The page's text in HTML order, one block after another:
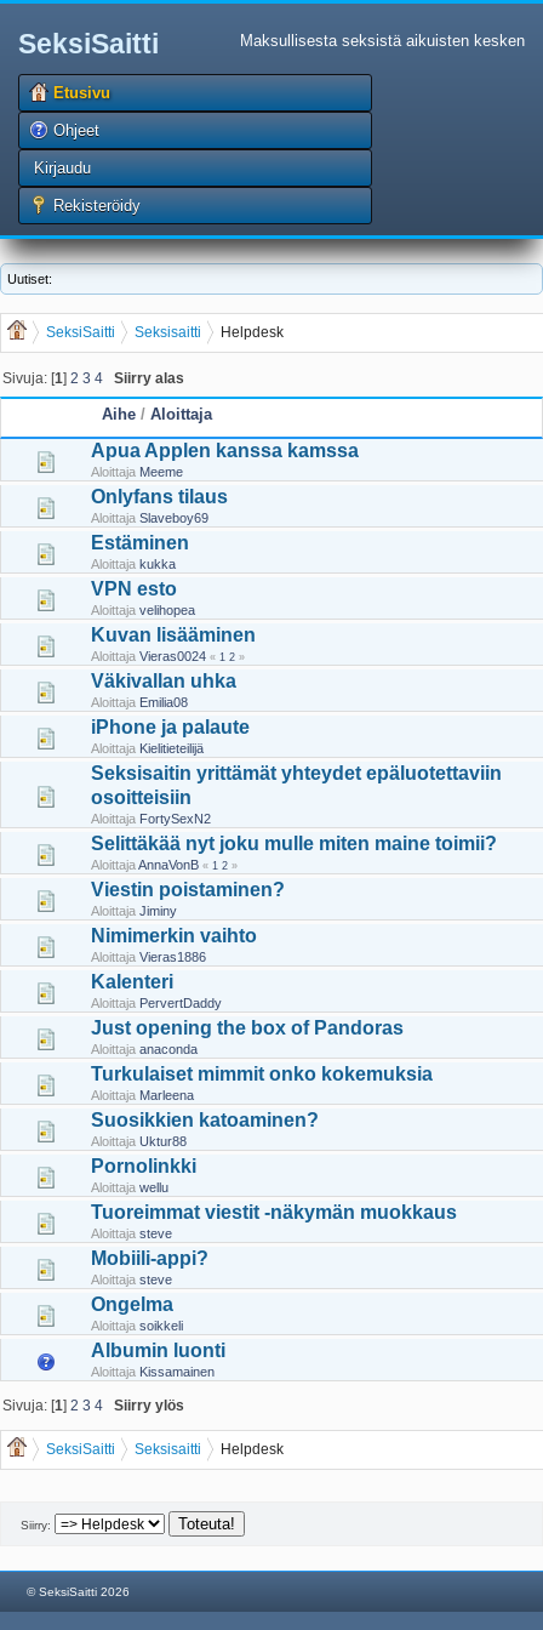
SeksiSaitti Maksullisesta seksistä aikuisten kesken
Etusivu
Ohjeet
Kirjaudu
Rekisteröidy
Uutiset:
SeksiSaitti Seksisaitti Helpdesk
Sivuja: [1]2 3 4 Siirry alas
Aihe / Aloittaja
Apua Applen kanssa kamssa
Aloittaja Meeme
Onlyfans tilaus
Aloittaja Slaveboy69
Estäminen
Aloittaja kukka
VPN esto
Aloittaja velihopea
Kuvan lisääminen
Aloittaja Vieras0024 « 1 2 »
Väkivallan uhka
Aloittaja Emilia08
iPhone ja palaute
Aloittaja Kielitieteilijä
Seksisaitin yrittämät yhteydet epäluotettaviin
osoitteisiin
Aloittaja FortySexN2
Selittäkää nyt joku mulle miten maine toimii?
AloittajaAnnaVonB « 1 2 »
Viestin poistaminen?
Aloittaja Jiminy
Nimimerkin vaihto
Aloittaja Vieras1886
Kalenteri
Aloittaja PervertDaddy
Just opening the box of Pandoras
Aloittaja anaconda
Turkulaiset mimmit onko kokemuksia
Aloittaja Marleena
Suosikkien katoaminen?
Aloittaja Uktur88
Pornolinkki
Aloittaja wellu
Tuoreimmat viestit -näkymän muokkaus
Aloittaja steve
Mobiili-appi?
Aloittaja steve
Ongelma
Aloittaja soikkeli
Albumin luonti
Aloittaja Kissamainen
Sivuja: [1]2 3 4 Siirry ylös
SeksiSaitti Seksisaitti Helpdesk
Siirry:
© SeksiSaitti 2026